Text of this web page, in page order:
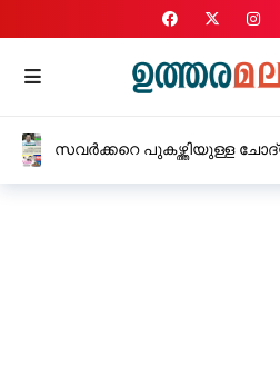
ഫോണിൽ ഭീഷണിപെടുത്തി
പേർക്കെതിരെ കേസ്